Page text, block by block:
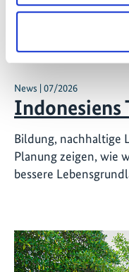
News | 07/2026
Indonesiens
Bildung, nachhaltige
Planung zeigen, wie
bessere